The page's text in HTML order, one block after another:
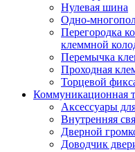
Нулевая шина
Одно-
Перегородка
клеммной
Перемычка
Проходная
Торцевой
Коммуникационная
Аксессуары
Внутренняя
Дверной
Доводчик